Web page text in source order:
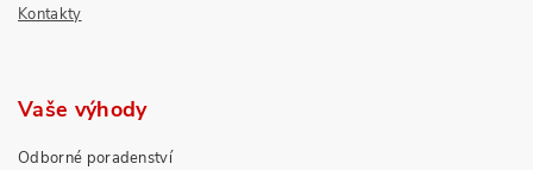
Kontakty
Vaše výhody
Odborné poradenství